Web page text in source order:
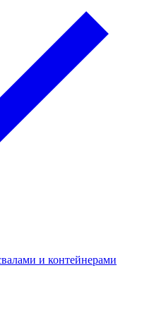
и контейнерами